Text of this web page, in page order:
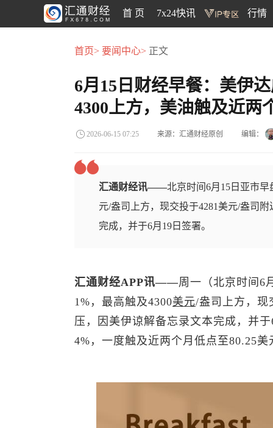
首 页 7x24快讯 行情
首页> 要闻中心> 正文
6月15日财经早餐：美伊
4300上方，美油触及近两
2026-06-15 07:25 来源：汇通财经原创 编辑：
汇通财经讯——北京时间6月15日亚市
元/盎司上方，现交投于4281美元/盎司
完成，并于6月19日签署。
汇通财经APP讯——周一（北京时间6
1%，最高触及4300美元/盎司上方，现
压，因美伊谅解备忘录文本完成，并
4%，一度触及近两个月低点至80.25